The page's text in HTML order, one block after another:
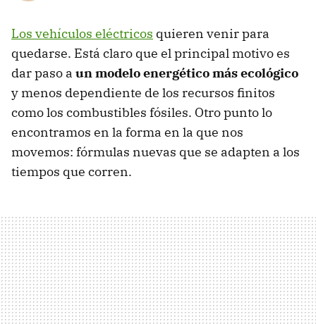
Los vehículos eléctricos quieren venir para
quedarse. Está claro que el principal motivo es
dar paso a un modelo energético más ecológico
y menos dependiente de los recursos finitos
como los combustibles fósiles. Otro punto lo
encontramos en la forma en la que nos
movemos: fórmulas nuevas que se adapten a los
tiempos que corren.